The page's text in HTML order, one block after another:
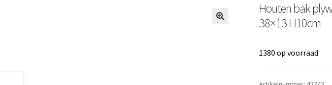
Houten bak
38×13 H10cm
1380 op voorraad